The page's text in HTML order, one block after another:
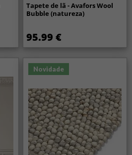
Tapete de lã - Avafors Wool
Bubble (natureza)
95.99 €
Novidade